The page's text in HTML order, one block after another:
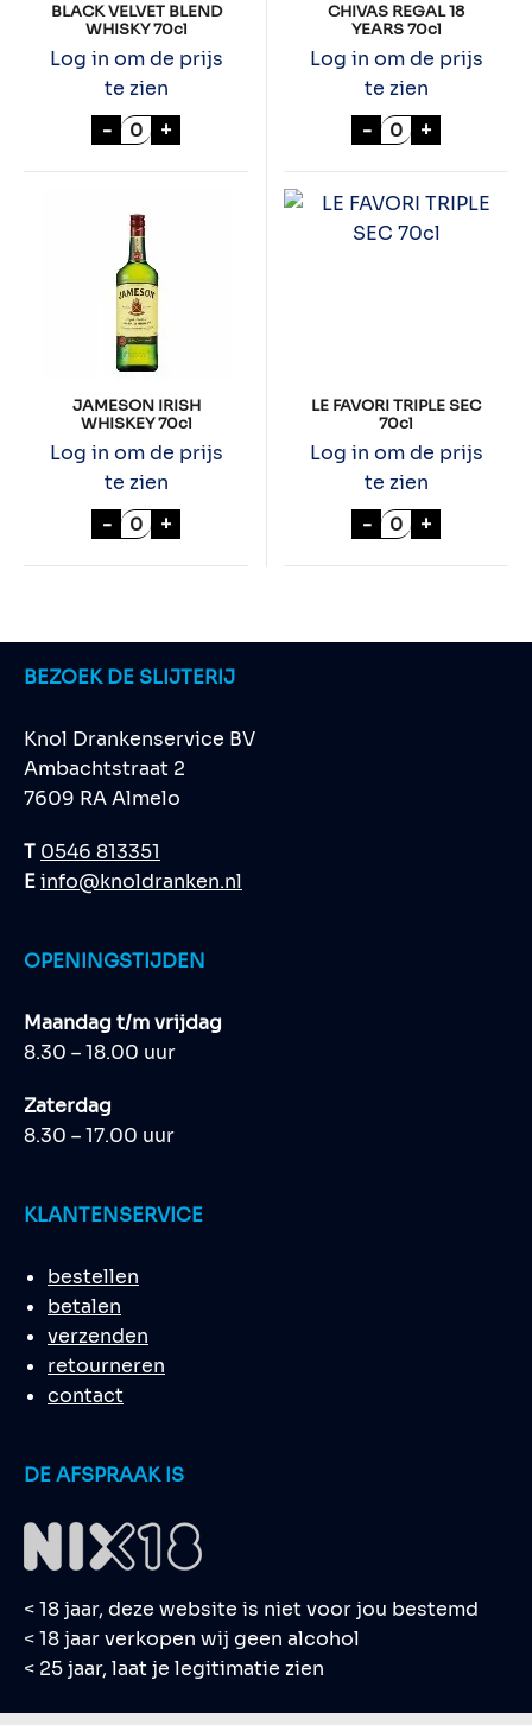
BLACK VELVET BLEND
WHISKY 70cl
Log in om de prijs
te zien
- BLACK VELVET BLEND WHISKY 70cl aantal
+
CHIVAS REGAL 18
YEARS 70cl
Log in om de prijs
te zien
- CHIVAS
+
JAMESON IRISH
WHISKEY 70cl
Log in om de prijs
te zien
- JAMESON IRISH WHISKEY 70cl aantal
+
LE FAVORI TRIPLE SEC
70cl
Log in om de prijs
te zien
- LE FAVORI
+
BEZOEK DE SLIJTERIJ
Knol Drankenservice BV
Ambachtstraat 2
7609 RA Almelo
T 0546 813351
Einfo@knoldranken.nl
OPENINGSTIJDEN
Maandag t/m vrijdag
8.30 – 18.00 uur
Zaterdag
8.30 – 17.00 uur
KLANTENSERVICE
bestellen
betalen
verzenden
retourneren
contact
DE AFSPRAAK IS
< 18 jaar, deze website is niet voor jou bestemd
< 18 jaar verkopen wij geen alcohol
< 25 jaar, laat je legitimatie zien